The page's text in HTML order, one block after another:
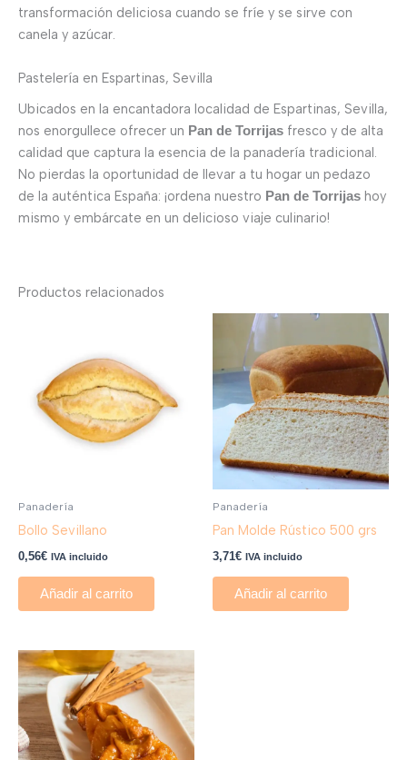
transformación deliciosa cuando se fríe y se sirve con
canela y azúcar.
Pastelería en Espartinas, Sevilla
Ubicados en la encantadora localidad de Espartinas, Sevilla,
nos enorgullece ofrecer un Pan de Torrijas fresco y de alta
calidad que captura la esencia de la panadería tradicional.
No pierdas la oportunidad de llevar a tu hogar un pedazo
de la auténtica España: ¡ordena nuestro Pan de Torrijas hoy
mismo y embárcate en un delicioso viaje culinario!
Productos relacionados
Panadería
Bollo Sevillano
0,56€ IVA incluido
Añadir al carrito
Panadería
Pan Molde Rústico 500 grs
3,71€ IVA incluido
Añadir al carrito